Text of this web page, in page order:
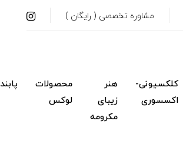
مشاوره تخصصی ( رایگان )
کلکسیونی-
اکسسوری
هنر
زیبای
مکرومه
محصولات
لوکس